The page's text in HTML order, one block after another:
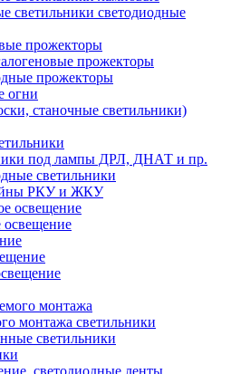
светильники светодиодные
прожекторы
прожекторы
прожекторы
огни
станочные светильники)
под лампы ДРЛ, ДНАТ и пр.
светильники
РКУ и ЖКУ
освещение
освещение
монтажа
монтажа светильники
светильники
светодиодные ленты